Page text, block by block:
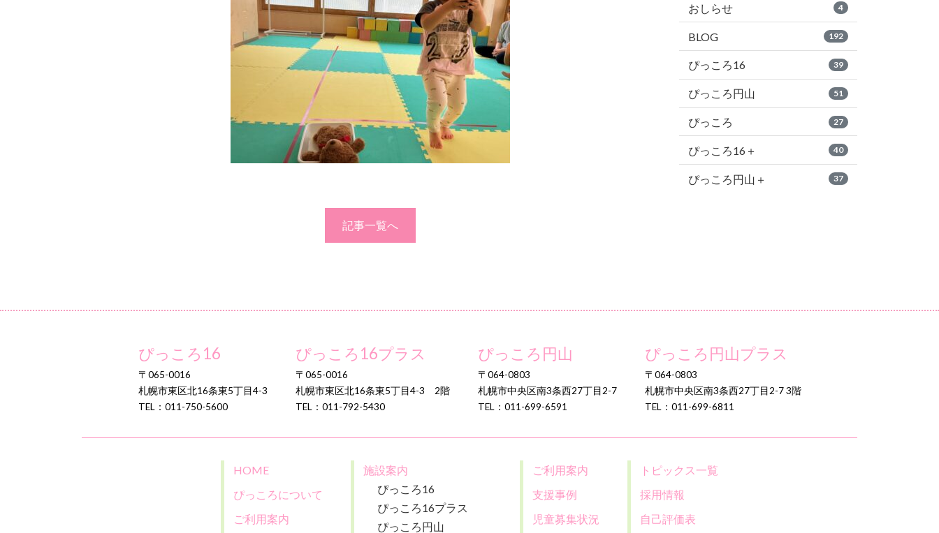
記事一覧へ
おしらせ 4
BLOG 192
ぴっころ16 39
ぴっころ円山 51
ぴっころ 27
ぴっころ16＋ 40
ぴっころ円山＋ 37
ぴっころ16
〒065-0016
札幌市東区北16条東5丁目4-3
TEL：011-750-5600
ぴっころ16プラス
〒065-0016
札幌市東区北16条東5丁目4-3 2階
TEL：011-792-5430
ぴっころ円山
〒064-0803
札幌市中央区南3条西27丁目2-7
TEL：011-699-6591
ぴっころ円山プラス
〒064-0803
札幌市中央区南3条西27丁目2-7 3階
TEL：011-699-6811
HOME
ぴっころについて
ご利用案内
施設案内
ぴっころ16
ぴっころ16プラス
ぴっころ円山
ご利用案内
支援事例
児童募集状況
トピックス一覧
採用情報
自己評価表